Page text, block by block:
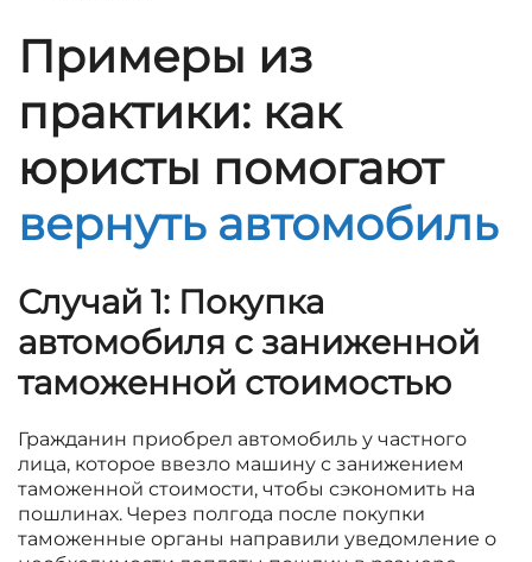
Примеры из
практики: как
юристы помогают
вернуть автомобиль
Случай 1: Покупка
автомобиля с заниженной
таможенной стоимостью
Гражданин приобрел автомобиль у частного
лица, которое ввезло машину с занижением
таможенной стоимости, чтобы сэкономить на
пошлинах. Через полгода после покупки
таможенные органы направили уведомление о